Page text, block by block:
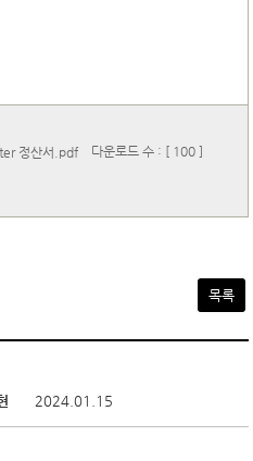
정산서.pdf 다운로드 수 : [ 100 ]
목록
2024.01.15